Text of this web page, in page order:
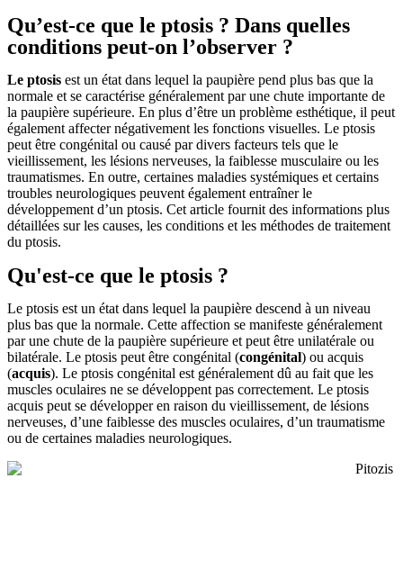
Qu’est-ce que le ptosis ? Dans quelles
conditions peut-on l’observer ?
Le ptosis est un état dans lequel la paupière pend plus bas que la
normale et se caractérise généralement par une chute importante de
la paupière supérieure. En plus d’être un problème esthétique, il peut
également affecter négativement les fonctions visuelles. Le ptosis
peut être congénital ou causé par divers facteurs tels que le
vieillissement, les lésions nerveuses, la faiblesse musculaire ou les
traumatismes. En outre, certaines maladies systémiques et certains
troubles neurologiques peuvent également entraîner le
développement d’un ptosis. Cet article fournit des informations plus
détaillées sur les causes, les conditions et les méthodes de traitement
du ptosis.
Qu'est-ce que le ptosis ?
Le ptosis est un état dans lequel la paupière descend à un niveau
plus bas que la normale. Cette affection se manifeste généralement
par une chute de la paupière supérieure et peut être unilatérale ou
bilatérale. Le ptosis peut être congénital (congénital) ou acquis
(acquis). Le ptosis congénital est généralement dû au fait que les
muscles oculaires ne se développent pas correctement. Le ptosis
acquis peut se développer en raison du vieillissement, de lésions
nerveuses, d’une faiblesse des muscles oculaires, d’un traumatisme
ou de certaines maladies neurologiques.